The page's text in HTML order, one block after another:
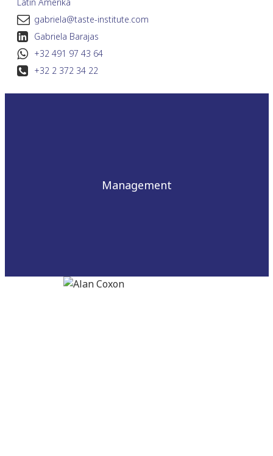
Latin Amerika
gabriela@taste-institute.com
Gabriela Barajas
+32 491 97 43 64
+32 2 372 34 22
Management